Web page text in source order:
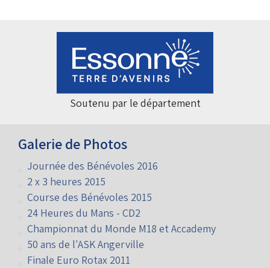
Soutenu par le département
Galerie de Photos
Journée des Bénévoles 2016
2 x 3 heures 2015
Course des Bénévoles 2015
24 Heures du Mans - CD2
Championnat du Monde M18 et Accademy
50 ans de l'ASK Angerville
Finale Euro Rotax 2011